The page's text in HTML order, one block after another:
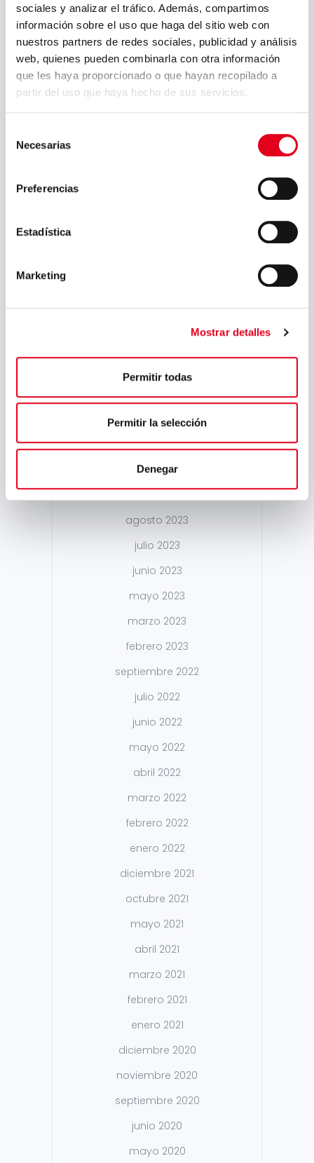
sociales y analizar el tráfico. Además, compartimos
información sobre el uso que haga del sitio web con
nuestros partners de redes sociales, publicidad y análisis
web, quienes pueden combinarla con otra información
que les haya proporcionado o que hayan recopilado a
partir del uso que haya hecho de sus servicios.
Necesarias
Preferencias
Estadística
Marketing
Mostrar detalles
Permitir todas
Permitir la selección
Denegar
septiembre 2025
julio 2025
junio 2025
mayo 2025
abril 2024
marzo 2024
febrero 2024
enero 2024
agosto 2023
julio 2023
junio 2023
mayo 2023
marzo 2023
febrero 2023
septiembre 2022
julio 2022
junio 2022
mayo 2022
abril 2022
marzo 2022
febrero 2022
enero 2022
diciembre 2021
octubre 2021
mayo 2021
abril 2021
marzo 2021
febrero 2021
enero 2021
diciembre 2020
noviembre 2020
septiembre 2020
junio 2020
mayo 2020